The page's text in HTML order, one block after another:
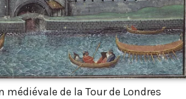
de la Tour de Londres